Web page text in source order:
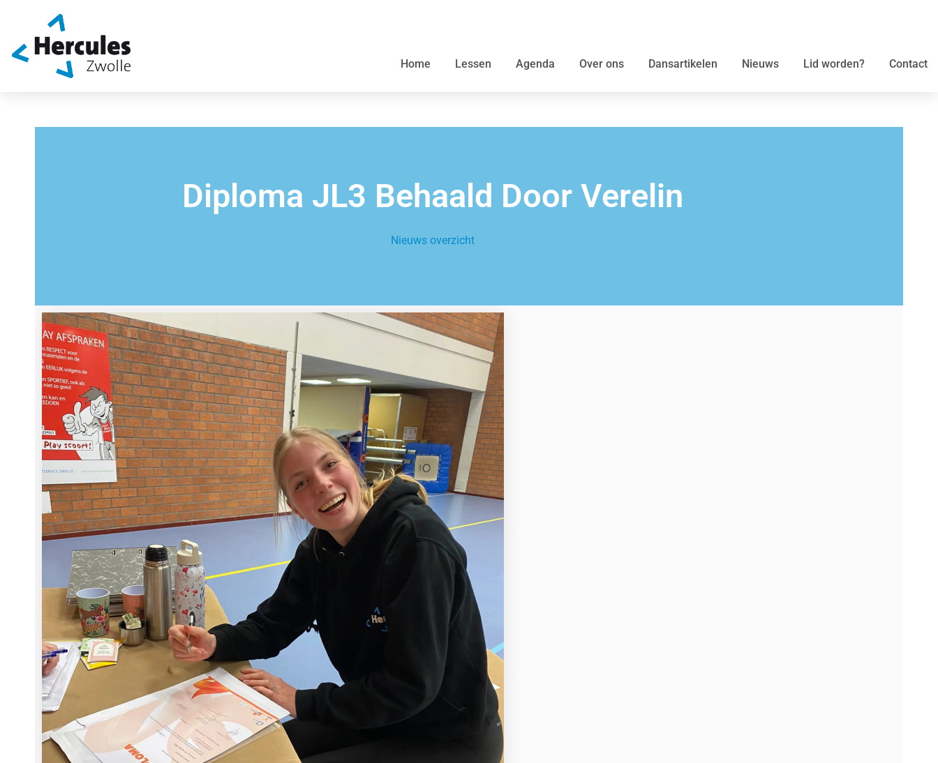
Home Lessen Agenda Over ons Dansartikelen Nieuws Lid worden? Contact
Diploma JL3 Behaald Door Verelin
Nieuws overzicht